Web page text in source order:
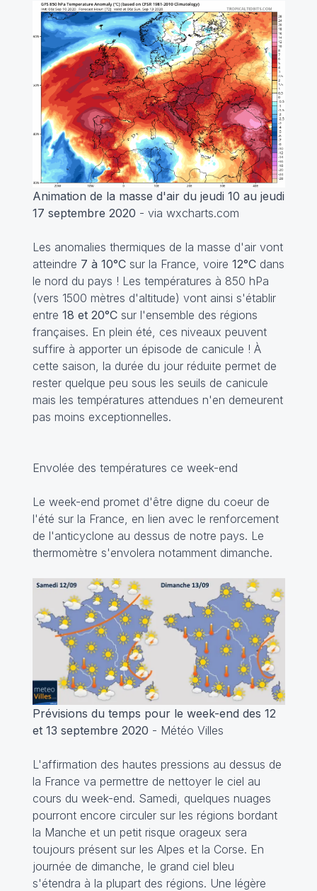
Animation de la masse d'air du jeudi 10 au jeudi
17 septembre 2020 - via wxcharts.com
Les anomalies thermiques de la masse d'air vont
atteindre 7 à 10°Csur la France, voire 12°Cdans
le nord du pays ! Les températures à 850 hPa
(vers 1500 mètres d'altitude) vont ainsi s'établir
entre 18 et 20°C sur l'ensemble des régions
françaises. En plein été, ces niveaux peuvent
suffire à apporter un épisode de canicule ! À
cette saison, la durée du jour réduite permet de
rester quelque peu sous les seuils de canicule
mais les températures attendues n'en demeurent
pas moins exceptionnelles.
Envolée des températures ce week-end
Le week-end promet d'être digne du coeur de
l'été sur la France, en lien avec le renforcement
de l'anticyclone au dessus de notre pays. Le
thermomètre s'envolera notamment dimanche.
Prévisions du temps pour le week-end des 12
et 13 septembre 2020 - Météo Villes
L'affirmation des hautes pressions au dessus de
la France va permettre de nettoyer le ciel au
cours du week-end. Samedi, quelques nuages
pourront encore circuler sur les régions bordant
la Manche et un petit risque orageux sera
toujours présent sur les Alpes et la Corse. En
journée de dimanche, le grand ciel bleu
s'étendra à la plupart des régions. Une légère